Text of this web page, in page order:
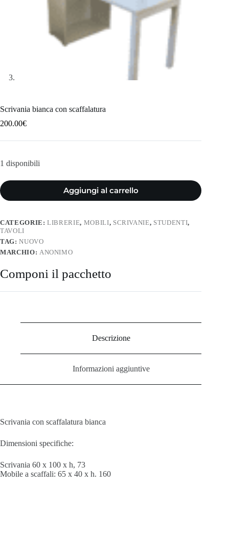
Scrivania bianca con scaffalatura
200.00€
1 disponibili
Aggiungi al carrello
CATEGORIE:LIBRERIE, MOBILI, SCRIVANIE, STUDENTI,
TAVOLI
TAG:NUOVO
MARCHIO: ANONIMO
Componi il pacchetto
Descrizione
Informazioni aggiuntive
Scrivania con scaffalatura bianca
Dimensioni specifiche:
Scrivania 60 x 100 x h, 73
Mobile a scaffali: 65 x 40 x h. 160